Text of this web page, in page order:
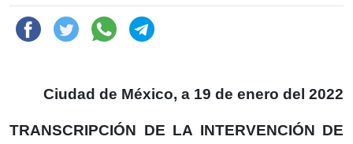
Ciudad de México, a 19 de enero del 2022
TRANSCRIPCIÓN DE LA INTERVENCIÓN DE